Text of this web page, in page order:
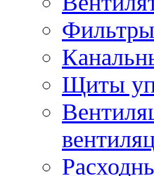
Фильтры
Щиты